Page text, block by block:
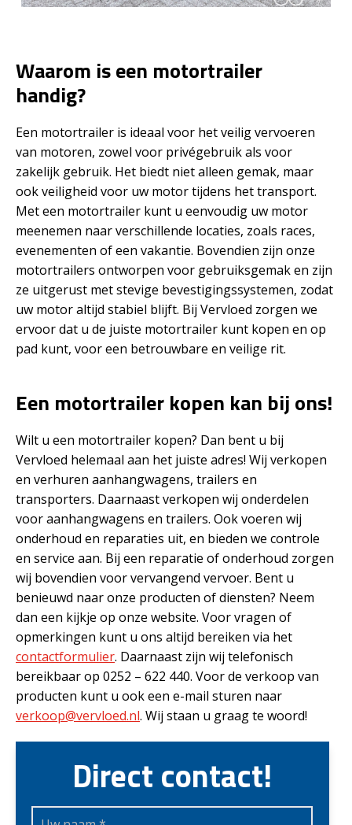
Waarom is een motortrailer
handig?
Een motortrailer is ideaal voor het veilig vervoeren
van motoren, zowel voor privégebruik als voor
zakelijk gebruik. Het biedt niet alleen gemak, maar
ook veiligheid voor uw motor tijdens het transport.
Met een motortrailer kunt u eenvoudig uw motor
meenemen naar verschillende locaties, zoals races,
evenementen of een vakantie. Bovendien zijn onze
motortrailers ontworpen voor gebruiksgemak en zijn
ze uitgerust met stevige bevestigingssystemen, zodat
uw motor altijd stabiel blijft. Bij Vervloed zorgen we
ervoor dat u de juiste motortrailer kunt kopen en op
pad kunt, voor een betrouwbare en veilige rit.
Een motortrailer kopen kan bij ons!
Wilt u een motortrailer kopen? Dan bent u bij
Vervloed helemaal aan het juiste adres! Wij verkopen
en verhuren aanhangwagens, trailers en
transporters. Daarnaast verkopen wij onderdelen
voor aanhangwagens en trailers. Ook voeren wij
onderhoud en reparaties uit, en bieden we controle
en service aan. Bij een reparatie of onderhoud zorgen
wij bovendien voor vervangend vervoer. Bent u
benieuwd naar onze producten of diensten? Neem
dan een kijkje op onze website. Voor vragen of
opmerkingen kunt u ons altijd bereiken via het
contactformulier. Daarnaast zijn wij telefonisch
bereikbaar op 0252 – 622 440. Voor de verkoop van
producten kunt u ook een e-mail sturen naar
verkoop@vervloed.nl. Wij staan u graag te woord!
Direct contact!